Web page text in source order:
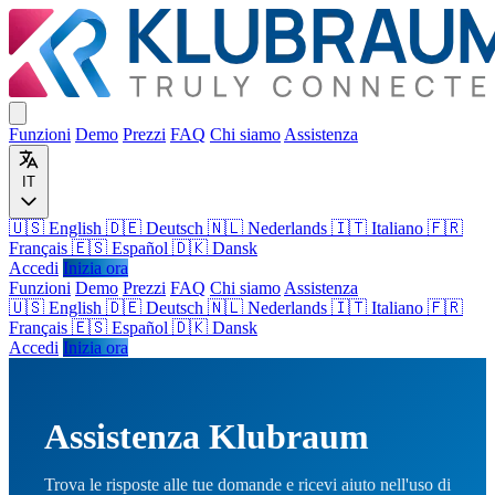
Funzioni Demo Prezzi FAQ Chi siamo Assistenza
IT
🇺🇸 English 🇩🇪 Deutsch 🇳🇱 Nederlands 🇮🇹 Italiano 🇫🇷
Français 🇪🇸 Español 🇩🇰 Dansk
Accedi Inizia ora
Funzioni Demo Prezzi FAQ Chi siamo Assistenza
🇺🇸 English 🇩🇪 Deutsch 🇳🇱 Nederlands 🇮🇹 Italiano 🇫🇷
Français 🇪🇸 Español 🇩🇰 Dansk
Accedi Inizia ora
Assistenza Klubraum
Trova le risposte alle tue domande e ricevi aiuto nell'uso di